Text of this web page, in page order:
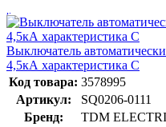
Выключатель
4,5кА характеристика С
Код товара: 3578995
Артикул:
SQ0206-0111
Бренд:
TDM